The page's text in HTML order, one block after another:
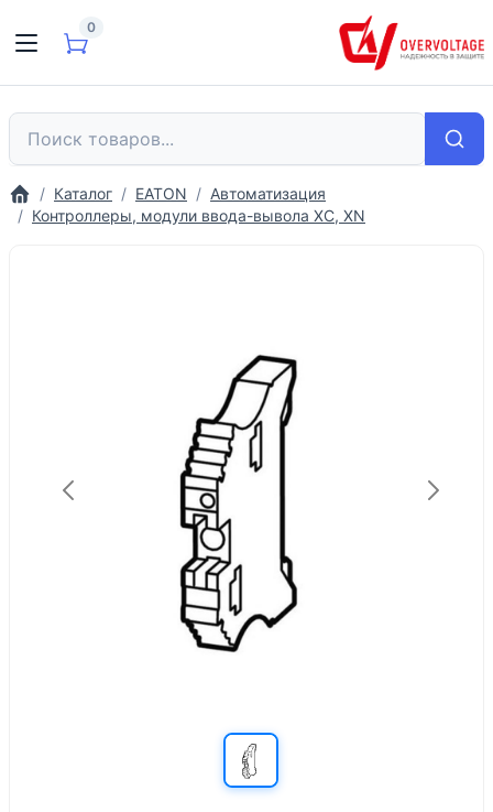
0
Каталог EATON
Автоматизация
Контроллеры, модули ввода-вывола XC, XN